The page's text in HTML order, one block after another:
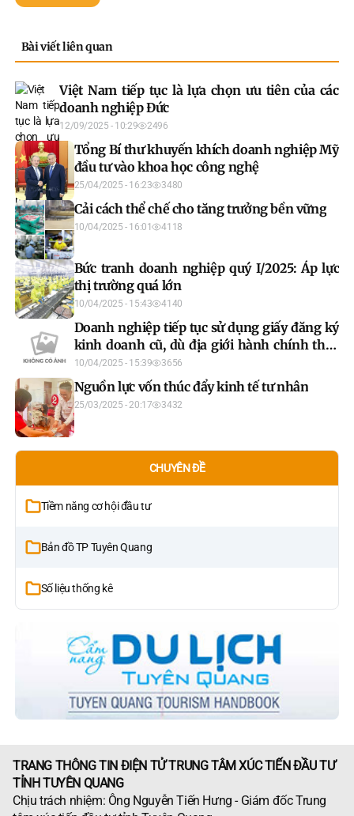
Bài viết liên quan
Việt Nam tiếp tục là lựa chọn ưu tiên của các
doanh nghiệp Đức
12/09/2025 - 10:29 2496
Tổng Bí thư khuyến khích doanh nghiệp Mỹ
đầu tư vào khoa học công nghệ
25/04/2025 - 16:23 3480
Cải cách thể chế cho tăng trưởng bền vững
10/04/2025 - 16:01 4118
Bức tranh doanh nghiệp quý I/2025: Áp lực
thị trường quá lớn
10/04/2025 - 15:43 4140
Doanh nghiệp tiếp tục sử dụng giấy đăng ký
kinh doanh cũ, dù địa giới hành chính thay
đổi
10/04/2025 - 15:39 3656
Nguồn lực vốn thúc đẩy kinh tế tư nhân
25/03/2025 - 20:17 3432
CHUYÊN ĐỀ
Tiềm năng cơ hội đầu tư
Bản đồ TP Tuyên Quang
Số liệu thống kê
TRANG THÔNG TIN ĐIỆN TỬ TRUNG TÂM XÚC TIẾN ĐẦU TƯ
TỈNH TUYÊN QUANG
Chịu trách nhiệm: Ông Nguyễn Tiến Hưng - Giám đốc Trung